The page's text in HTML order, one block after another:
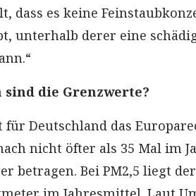
dass es keine
unterhalb derer eine
sind die Grenzwerte?
für Deutschland das
nicht öfter als 35 Mal im
betragen. Bei PM2,5 liegt